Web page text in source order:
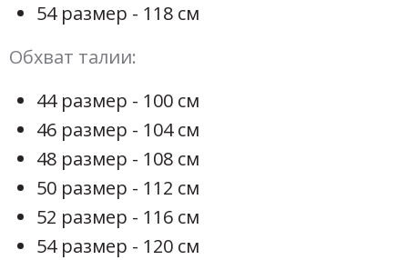
54 размер - 118 см
Обхват талии:
44 размер - 100 см
46 размер - 104 см
48 размер - 108 см
50 размер - 112 см
52 размер - 116 см
54 размер - 120 см